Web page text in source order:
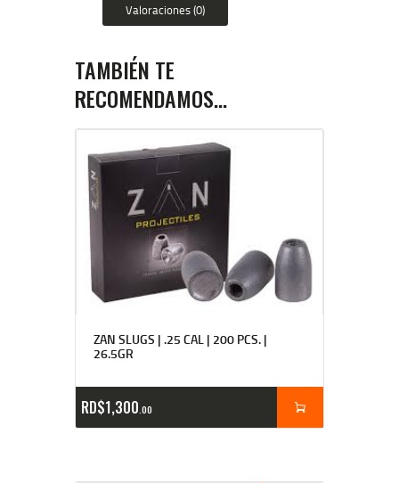
Valoraciones (0)
TAMBIÉN TE
RECOMENDAMOS…
ZAN SLUGS | .25 CAL | 200 PCS. |
26.5GR
RD$1,300 00